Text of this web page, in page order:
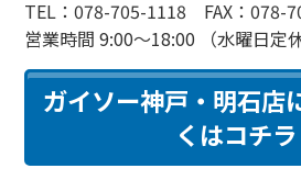
TEL：078-705-1118 FAX：078-
営業時間 9:00～18:00 （水曜日定休
ガイソー神戸・明石店
くはコチラ